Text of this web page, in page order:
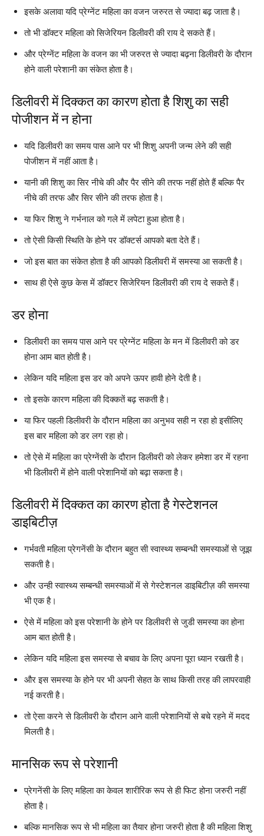
इसके अलावा यदि प्रेग्नेंट महिला का वजन जरुरत से ज्यादा बढ़ जाता है।
तो भी डॉक्टर महिला को सिजेरियन डिलीवरी की राय दे सकते हैं।
और प्रेग्नेंट महिला के वजन का भी जरुरत से ज्यादा बढ़ना डिलीवरी के दौरान
होने वाली परेशानी का संकेत होता है।
डिलीवरी में दिक्कत का कारण होता है शिशु का सही
पोजीशन में न होना
यदि डिलीवरी का समय पास आने पर भी शिशु अपनी जन्म लेने की सही
पोजीशन में नहीं आता है।
यानी की शिशु का सिर नीचे की और पैर सीने की तरफ नहीं होते हैं बल्कि पैर
नीचे की तरफ और सिर सीने की तरफ होता है।
या फिर शिशु ने गर्भनाल को गले में लपेटा हुआ होता है।
तो ऐसी किसी स्थिति के होने पर डॉक्टर्स आपको बता देते हैं।
जो इस बात का संकेत होता है की आपको डिलीवरी में समस्या आ सकती है।
साथ ही ऐसे कुछ केस में डॉक्टर सिजेरियन डिलीवरी की राय दे सकते हैं।
डर होना
डिलीवरी का समय पास आने पर प्रेग्नेंट महिला के मन में डिलीवरी को डर
होना आम बात होती है।
लेकिन यदि महिला इस डर को अपने ऊपर हावी होने देती है।
तो इसके कारण महिला की दिक्कतें बढ़ सकती है।
या फिर पहली डिलीवरी के दौरान महिला का अनुभव सही न रहा हो इसीलिए
इस बार महिला को डर लग रहा हो।
तो ऐसे में महिला का प्रेग्नेंसी के दौरान डिलीवरी को लेकर हमेशा डर में रहना
भी डिलीवरी में होने वाली परेशानियों को बढ़ा सकता है।
डिलीवरी में दिक्कत का कारण होता है गेस्टेशनल
डाइबिटीज़
गर्भवती महिला प्रेगनेंसी के दौरान बहुत सी स्वास्थ्य सम्बन्धी समस्याओं से जूझ
सकती है।
और उन्ही स्वास्थ्य सम्बन्धी समस्याओं में से गेस्टेशनल डाइबिटीज़ की समस्या
भी एक है।
ऐसे में महिला को इस परेशानी के होने पर डिलीवरी से जुडी समस्या का होना
आम बात होती है।
लेकिन यदि महिला इस समस्या से बचाव के लिए अपना पूरा ध्यान रखती है।
और इस समस्या के होने पर भी अपनी सेहत के साथ किसी तरह की लापरवाही
नई करती है।
तो ऐसा करने से डिलीवरी के दौरान आने वाली परेशानियों से बचे रहने में मदद
मिलती है।
मानसिक रूप से परेशानी
प्रेगनेंसी के लिए महिला का केवल शारीरिक रूप से ही फिट होना जरुरी नहीं
होता है।
बल्कि मानसिक रूप से भी महिला का तैयार होना जरुरी होता है की महिला शिशु